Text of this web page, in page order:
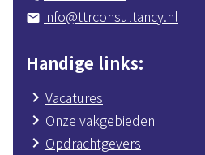
mail info@ttrconsultancy.nl
Handige links
Vacatures
Onze vakgebieden
Opdrachtgevers